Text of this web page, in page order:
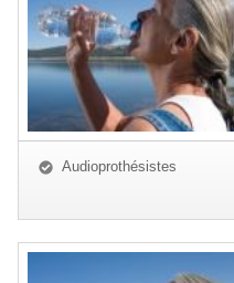
Audioprothésistes